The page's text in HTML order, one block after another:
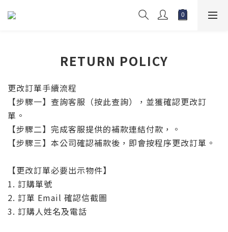
RETURN POLICY
更改訂單手續流程
【步驟一】查詢客服（按此查詢），並獲確認更改訂
單。
【步驟二】完成客服提供的補款連結付款，。
【步驟三】本公司確認補款後，即會按程序更改訂單。
【更改訂單必要出示物件】
1. 訂購單號
2. 訂單 Email 確認信截圖
3. 訂購人姓名及電話